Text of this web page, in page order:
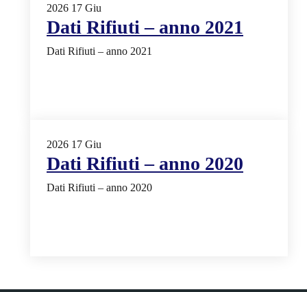
2026 17 Giu
Dati Rifiuti – anno 2021
Dati Rifiuti – anno 2021
2026 17 Giu
Dati Rifiuti – anno 2020
Dati Rifiuti – anno 2020